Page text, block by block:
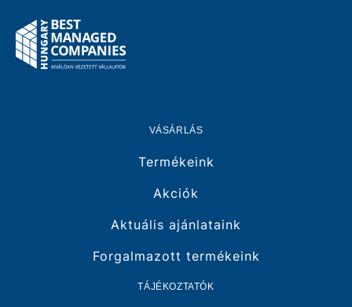
VÁSÁRLÁS
Termékeink
Akciók
Aktuális ajánlataink
Forgalmazott termékeink
TÁJÉKOZTATÓK